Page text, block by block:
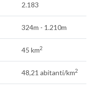
2.183
324m - 1.210m
45 km2
48,21 abitanti/km2